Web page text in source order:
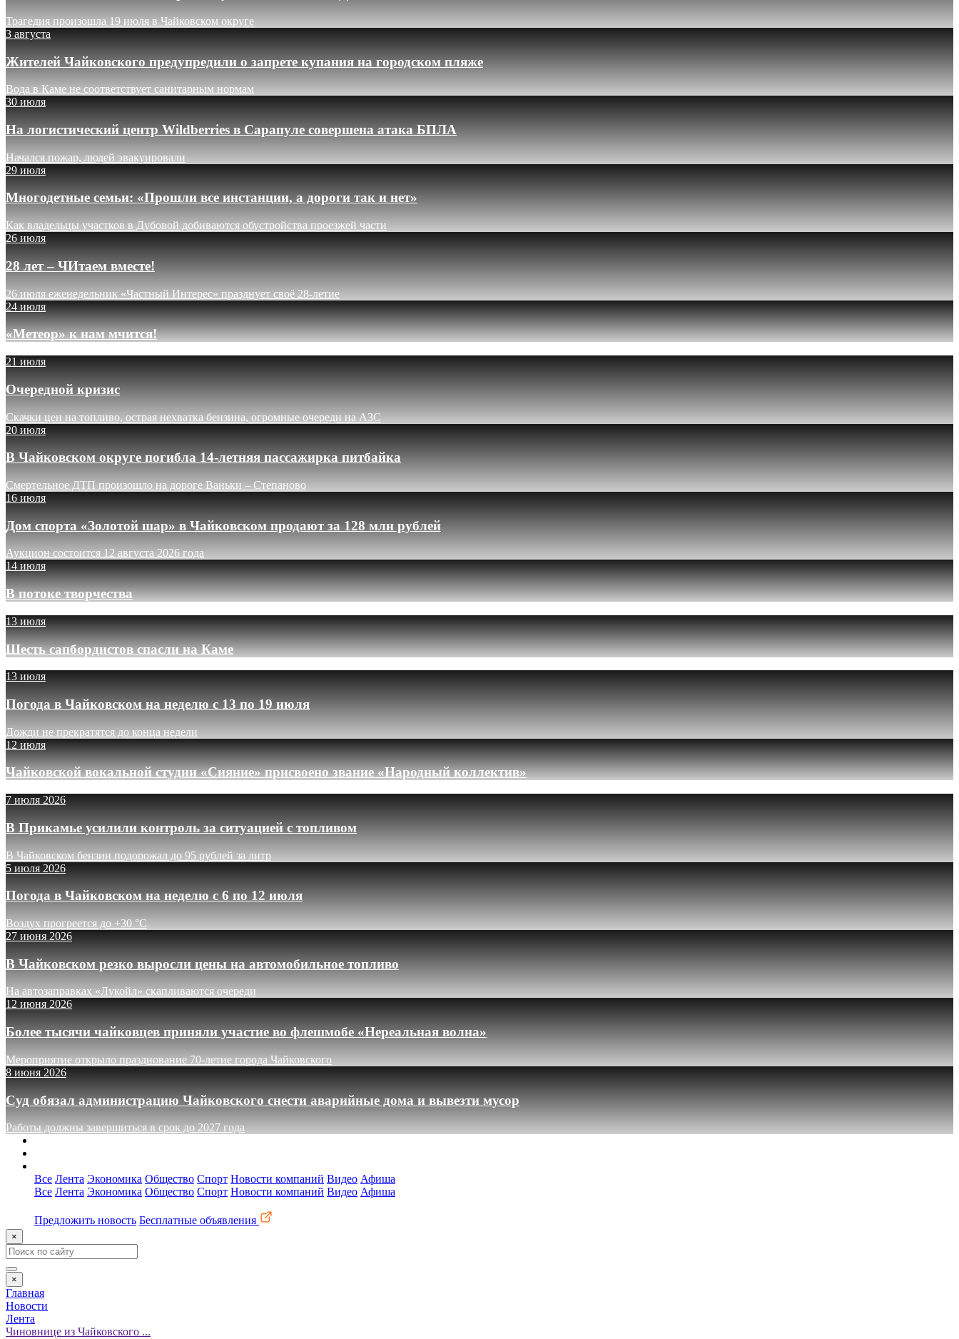
Трагедия произошла 19 июля в Чайковском округе
3 августа
Жителей Чайковского предупредили о запрете купания на городском пляже
Вода в Каме не соответствует санитарным нормам
30 июля
На логистический центр Wildberries в Сарапуле совершена атака БПЛА
Начался пожар, людей эвакуировали
29 июля
Многодетные семьи: «Прошли все инстанции, а дороги так и нет»
Как владельцы участков в Дубовой добиваются обустройства проезжей части
26 июля
28 лет – ЧИтаем вместе!
26 июля еженедельник «Частный Интерес» празднует своё 28-летие
24 июля
«Метеор» к нам мчится!
21 июля
Очередной кризис
Скачки цен на топливо, острая нехватка бензина, огромные очереди на АЗС
20 июля
В Чайковском округе погибла 14-летняя пассажирка питбайка
Смертельное ДТП произошло на дороге Ваньки – Степаново
16 июля
Дом спорта «Золотой шар» в Чайковском продают за 128 млн рублей
Аукцион состоится 12 августа 2026 года
14 июля
В потоке творчества
13 июля
Шесть сапбордистов спасли на Каме
13 июля
Погода в Чайковском на неделю с 13 по 19 июля
Дожди не прекратятся до конца недели
12 июля
Чайковской вокальной студии «Сияние» присвоено звание «Народный коллектив»
7 июля 2026
В Прикамье усилили контроль за ситуацией с топливом
В Чайковском бензин подорожал до 95 рублей за литр
5 июля 2026
Погода в Чайковском на неделю с 6 по 12 июля
Воздух прогреется до +30 °C
27 июня 2026
В Чайковском резко выросли цены на автомобильное топливо
На автозаправках «Лукойл» скапливаются очереди
12 июня 2026
Более тысячи чайковцев приняли участие во флешмобе «Нереальная волна»
Мероприятие открыло празднование 70-летие города Чайковского
8 июня 2026
Суд обязал администрацию Чайковского снести аварийные дома и вывезти мусор
Работы должны завершиться в срок до 2027 года
Все Лента Экономика Общество Спорт Новости компаний Видео Афиша
Все Лента Экономика Общество Спорт Новости компаний Видео Афиша
Предложить новость Бесплатные объявления
×
×
Главная
Новости
Лента
Чиновнице из Чайковского ...